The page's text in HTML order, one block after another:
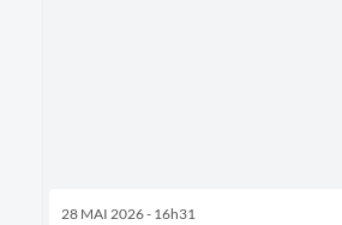
28 MAI 2026 - 16h31